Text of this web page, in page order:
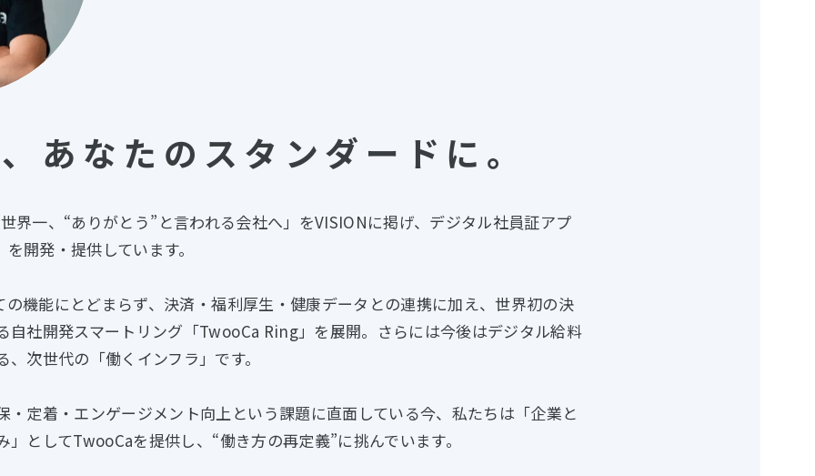
あなたのスタンダードに。
界一、“ありがとう”と言われる会社へ」をVISIONに掲げ、デジタル社員証アプ
開発・提供しています。
機能にとどまらず、決済・福利厚生・健康データとの連携に加え、世界初の決
社開発スマートリング「TwooCa Ring」を展開。さらには今後はデジタル給料
次世代の「働くインフラ」です。
・定着・エンゲージメント向上という課題に直面している今、私たちは「企業と
としてTwooCaを提供し、“働き方の再定義”に挑んでいます。